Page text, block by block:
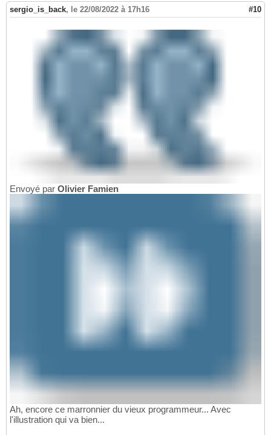
sergio_is_back, le 22/08/2022 à 17h16 #10
Envoyé par Olivier Famien
Ah, encore ce marronnier du vieux programmeur... Avec
l'illustration qui va bien...